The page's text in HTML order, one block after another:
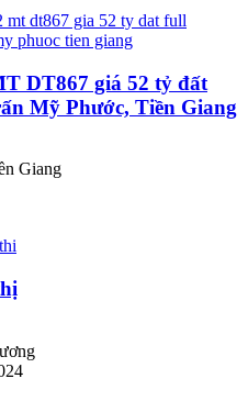
DT867 giá 52 tỷ đất
Mỹ Phước, Tiền Giang
Giang